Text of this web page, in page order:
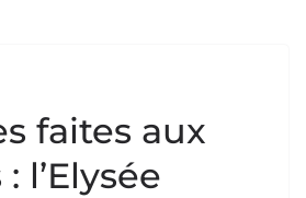
faites aux
l’Elysée